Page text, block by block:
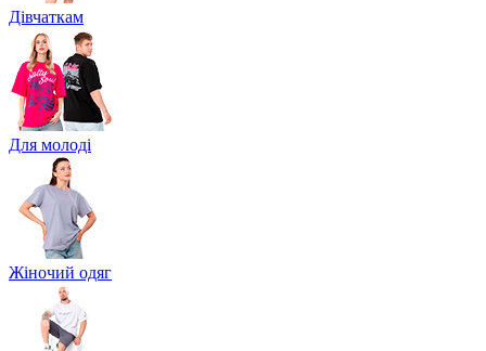
Дівчаткам
Для молоді
Жіночий одяг